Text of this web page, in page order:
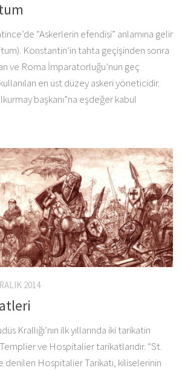
“Askerlerin efendisi” anlamına gelir
Konstantin’in tahta geçişinden sonra
ve Roma İmparatorluğu’nun geç
en üst düzey askeri yöneticidir.
başkanı”na eşdeğer kabul
2014
Krallığı’nın ilk yıllarında iki tarikatin
Templier ve Hospitalier tarikatlarıdır. “St.
denilen Hospitalier Tarikatı, kiliselerinin